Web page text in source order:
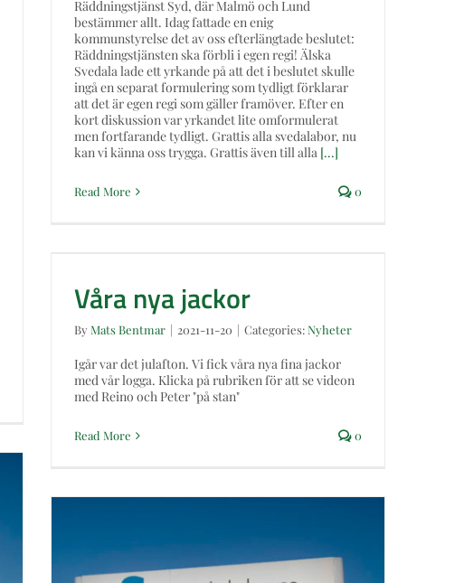
Räddningstjänst Syd, där Malmö och Lund
bestämmer allt. Idag fattade en enig
kommunstyrelse det av oss efterlängtade beslutet:
Räddningstjänsten ska förbli i egen regi! Älska
Svedala lade ett yrkande på att det i beslutet skulle
ingå en separat formulering som tydligt förklarar
att det är egen regi som gäller framöver. Efter en
kort diskussion var yrkandet lite omformulerat
men fortfarande tydligt. Grattis alla svedalabor, nu
kan vi känna oss trygga. Grattis även till alla[...]
Read More 0
Våra nya jackor
By Mats Bentmar | 2021-11-20 | Categories: Nyheter
Igår var det julafton. Vi fick våra nya fina jackor
med vår logga. Klicka på rubriken för att se videon
med Reino och Peter "på stan"
Read More 0